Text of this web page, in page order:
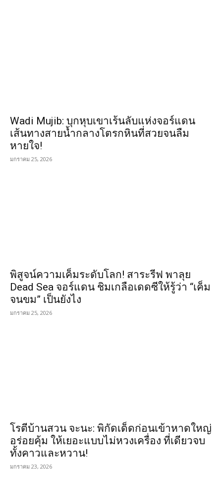
Wadi Mujib: บุกหุบเขาเร้นลับแห่งจอร์แดน
เส้นทางสายน้ำกลางโตรกหินที่สวยจนลืม
หายใจ!
มกราคม 25, 2026
พิสูจน์ความเค็มระดับโลก! สาระรีฟ พาลุย
Dead Sea จอร์แดน ชิมเกลือเดดซีให้รู้ว่า “เค็ม
จนขม” เป็นยังไง
มกราคม 25, 2026
โรตีบ้านสวน จะนะ: พิกัดเด็ดก่อนเข้าหาดใหญ่
อร่อยคุ้ม ให้เยอะแบบไม่หวงเครื่อง ที่เดียวจบ
ทั้งคาวและหวาน!
มกราคม 23, 2026